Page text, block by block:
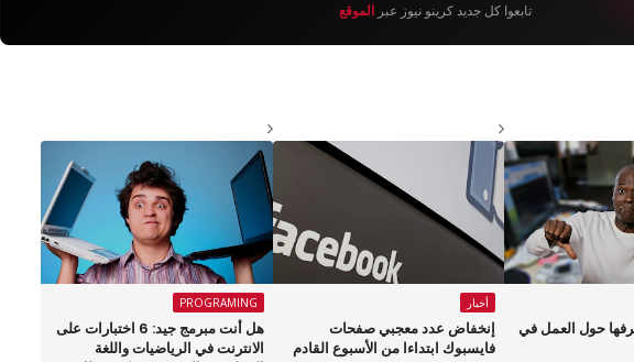
تابعوا كل جديد كرينو نيوز عبرالموقع
لاتعرفها حول العمل في
أخبار
إنخفاض عدد معجبي صفحات
فايسبوك ابتداءا من الأسبوع القادم
PROGRAMING
هل أنت مبرمج جيد: 6 اختبارات على
الانترنت في الرياضيات واللغة